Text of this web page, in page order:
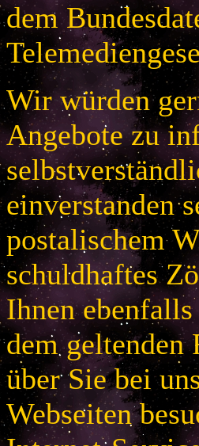
dem
Wir würden
Angebote zu
einverstanden
postalischem
schuldhaftes
Ihnen
dem geltenden
über Sie bei
Webseiten